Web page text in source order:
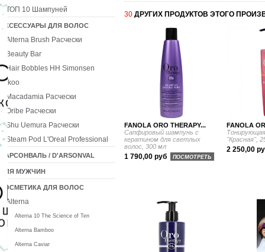
30 ДРУГИХ ПРОДУКТОВ ЭТОГО
FANOLA ORO THERAPY...
Сапфировый шампунь с
кератином для светлых
волос, 300 мл
1 790,00 руб ПОСМОТРЕТЬ
FANOLA
"Красная",
2 250,00
ТОП 10 Шампуней
АКСЕССУАРЫ ДЛЯ ВОЛОС
Alterna Brush Расчески
Beauty Bar
Hair Bobbles HH Simonsen
Ikoo
Macadamia Расчески
Oribe Расчески
Shu Uemura Расчески
Steam Pod L'Oreal Professional
ДАРСОНВАЛЬ / D'ARSONVAL
ДЛЯ МУЖЧИН
КОСМЕТИКА ДЛЯ ВОЛОС
Alterna
Alterna 10 The Science of Ten
Alterna Bamboo
Alterna Caviar